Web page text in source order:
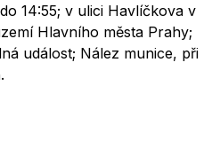
14:55; v ulici Havlíčkova v
Hlavního města Prahy;
událost; Nález munice, při